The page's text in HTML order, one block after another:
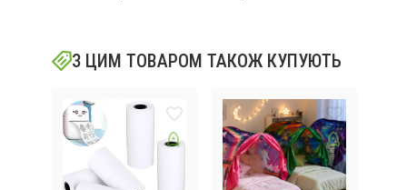
З ЦИМ ТОВАРОМ ТАКОЖ КУПУЮТЬ